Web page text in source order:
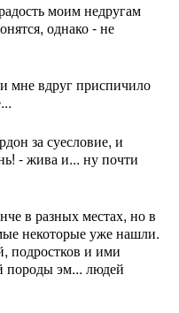
моим недругам
однако - не
мне вдруг приспичило
за суесловие, и
- жива и... ну почти
в разных местах, но в
некоторые уже нашли.
подростков и ими
эм... людей